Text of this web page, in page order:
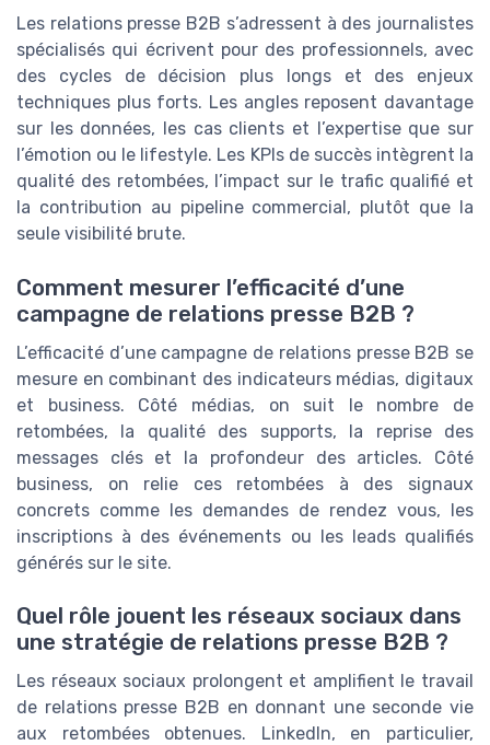
Les relations presse B2B s’adressent à des journalistes
spécialisés qui écrivent pour des professionnels, avec
des cycles de décision plus longs et des enjeux
techniques plus forts. Les angles reposent davantage
sur les données, les cas clients et l’expertise que sur
l’émotion ou le lifestyle. Les KPIs de succès intègrent la
qualité des retombées, l’impact sur le trafic qualifié et
la contribution au pipeline commercial, plutôt que la
seule visibilité brute.
Comment mesurer l’efficacité d’une
campagne de relations presse B2B ?
L’efficacité d’une campagne de relations presse B2B se
mesure en combinant des indicateurs médias, digitaux
et business. Côté médias, on suit le nombre de
retombées, la qualité des supports, la reprise des
messages clés et la profondeur des articles. Côté
business, on relie ces retombées à des signaux
concrets comme les demandes de rendez vous, les
inscriptions à des événements ou les leads qualifiés
générés sur le site.
Quel rôle jouent les réseaux sociaux dans
une stratégie de relations presse B2B ?
Les réseaux sociaux prolongent et amplifient le travail
de relations presse B2B en donnant une seconde vie
aux retombées obtenues. LinkedIn, en particulier,